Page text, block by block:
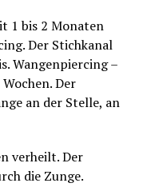
1 bis 2 Monaten
Der Stichkanal
Wangenpiercing –
Der
an der Stelle, an
verheilt. Der
die Zunge.